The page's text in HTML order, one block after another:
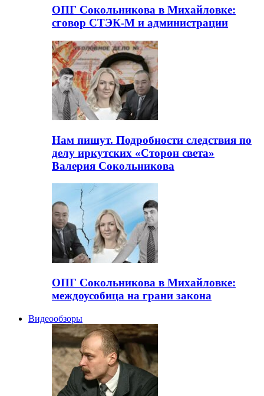
ОПГ Сокольникова в Михайловке:
сговор СТЭК-М и администрации
Нам пишут. Подробности следствия по
делу иркутских «Сторон света»
Валерия Сокольникова
ОПГ Сокольникова в Михайловке:
междоусобица на грани закона
Видеообзоры